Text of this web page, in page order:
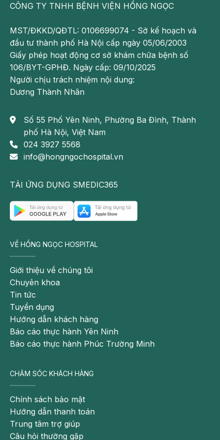
Kinh nghiệm chăm sóc bà bầu khi bị sốt an
Bị sốt khi mang thai có đáng lo? Mẹ bầu
cần lưu ý điều gì?
Phương pháp điều trị sốt virus cho bà
bầu
chủ yếu được điều trị để giảm sốt và cải thiện thể
trạng chống lại virus gây bệnh. Một số loại thuốc
như aspirin và ibuprofen không được khuyến cáo
dùng cho phụ nữ có thai vì có thể gây dị tật thai nhi.
nhưng phải tuân theo chỉ định của bác sĩ, không
Ngoài dùng thuốc, bà bầu bị sốt virus có thể sử
bằng nhiệt độ giúp giảm sốt nhanh chóng. Mẹ
cũng nên uống đủ nước, bổ sung điện giải để
cơ thể không bị mất nước quá đà.
Chườm ấm có thể giúp mẹ hạ sốt tức thì
Có nhiều bà bầu đề nghị dùng biện pháp chấm dứt
CÔNG TY TNHH BỆNH VIỆN HỒNG NGỌC
MST/ĐKKD/QĐTL: 0106699074 - Sở kế hoạch và
đầu tư thành phố Hà Nội cấp ngày 05/06/2003
Giấy phép hoạt động cơ sở khám chữa bệnh số
106/BYT-GPHĐ. Ngày cấp: 09/10/2025
Người chịu trách nhiệm nội dung:
Dương Thành Nhân
Số 55 Phố Yên Ninh, Phường Ba Đình, Thành
phố Hà Nội, Việt Nam
024 3927 5568
info@hongngochospital.vn
TẢI ỨNG DỤNG SMEDIC365
VỀ HỒNG NGỌC HOSPITAL
Giới thiệu về chúng tôi
Chuyên khoa
Tin tức
Tuyển dụng
Hướng dẫn khách hàng
Báo cáo thực hành Yên Ninh
Báo cáo thực hành Phúc Trường Minh
CHĂM SÓC KHÁCH HÀNG
Chính sách bảo mật
Hướng dẫn thanh toán
Trung tâm trợ giúp
Câu hỏi thường gặp